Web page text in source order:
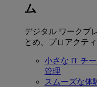
ム
デジタル ワークプ
とめ、プロアクテ
小さな IT チ
管理
スムーズな体